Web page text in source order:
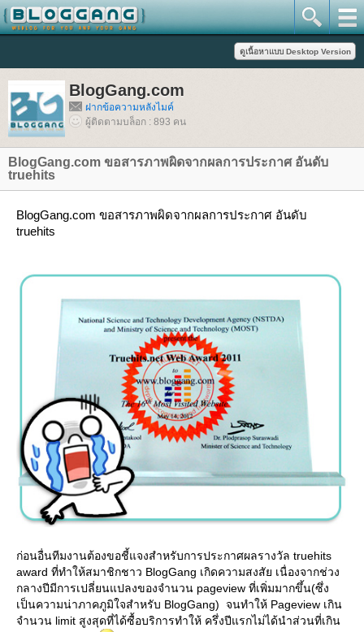
BlogGang.com
ฝากข้อความหลังไมค์
ผู้ติดตามบล็อก : 893 คน
BlogGang.com ขอสารภาพผิดจากผลการประกาศ อันดับ
truehits
BlogGang.com ขอสารภาพผิดจากผลการประกาศ อันดับ
truehits
ก่อนอื่นทีมงานต้องขอชี้แจงสำหรับการประกาศผลรางวัล truehits
award ที่ทำให้สมาชิกชาว BlogGang เกิดความสงสัย เนื่องจากช่วง
กลางปีมีการเปลี่ยนแปลงของจำนวน pageview ที่เพิ่มมากขึ้น(ซึ่ง
เป็นความน่าภาคภูมิใจสำหรับ BlogGang) จนทำให้ Pageview เกิน
จำนวน limit สูงสุดที่ได้ซื้อบริการทำให้ ครึ่งปีแรกไม่ได้นำส่วนที่เกิน